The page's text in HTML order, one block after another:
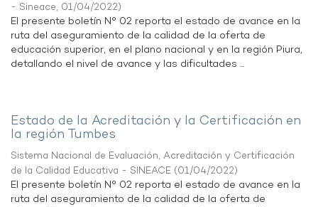
- Sineace, 01/04/2022)
El presente boletín N° 02 reporta el estado de avance en la
ruta del aseguramiento de la calidad de la oferta de
educación superior, en el plano nacional y en la región Piura,
detallando el nivel de avance y las dificultades ...
Estado de la Acreditación y la Certificación en
la región Tumbes
Sistema Nacional de Evaluación, Acreditación y Certificación
de la Calidad Educativa - SINEACE (01/04/2022)
El presente boletín N° 02 reporta el estado de avance en la
ruta del aseguramiento de la calidad de la oferta de